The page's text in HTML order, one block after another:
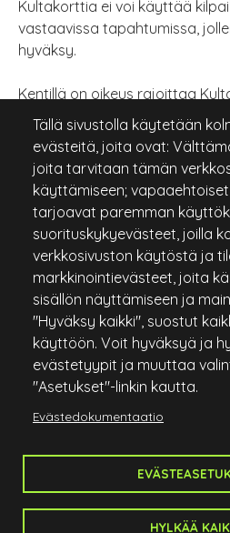
Tällä sivustolla käytetään
evästeitä, joita ovat:
joita tarvitaan tämän
käyttämiseen;
tarjoavat paremman
suorituskykyevästeet, joilla
verkkosivuston käytöstä ja
markkinointievästeet, joita
sisällön näyttämiseen ja
"Hyväksy kaikki", suostut
käyttöön. Voit hyväksyä ja
evästetyypit ja muuttaa
"Asetukset"-linkin kautta.
Evästedokumentaatio
HYLKÄÄ
Kultakorttia ei voi käyttää
vastaavissa tapahtumissa,
hyväksy.
Kentillä on oikeus rajoittaa
tarvittaessa 30 pelaajaan/
Kultakortin voi lunastaa
osakkeensa pelioikeutta
Lisätietoja kultakortti.fi
Salo Golf